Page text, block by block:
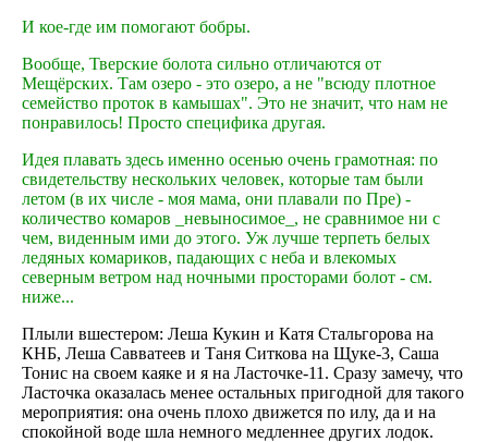
И кое-где им помогают бобры.
Вообще, Тверские болота сильно отличаются от
Мещёрских. Там озеро - это озеро, а не "всюду плотное
семейство проток в камышах". Это не значит, что нам не
понравилось! Просто специфика другая.
Идея плавать здесь именно осенью очень грамотная: по
свидетельству нескольких человек, которые там были
летом (в их числе - моя мама, они плавали по Пре) -
количество комаров _невыносимое_, не сравнимое ни с
чем, виденным ими до этого. Уж лучше терпеть белых
ледяных комариков, падающих с неба и влекомых
северным ветром над ночными просторами болот - см.
ниже...
Плыли вшестером: Леша Кукин и Катя Стальгорова на
КНБ, Леша Савватеев и Таня Ситкова на Щуке-3, Саша
Тонис на своем каяке и я на Ласточке-11. Сразу замечу, что
Ласточка оказалась менее остальных пригодной для такого
мероприятия: она очень плохо движется по илу, да и на
спокойной воде шла немного медленнее других лодок.